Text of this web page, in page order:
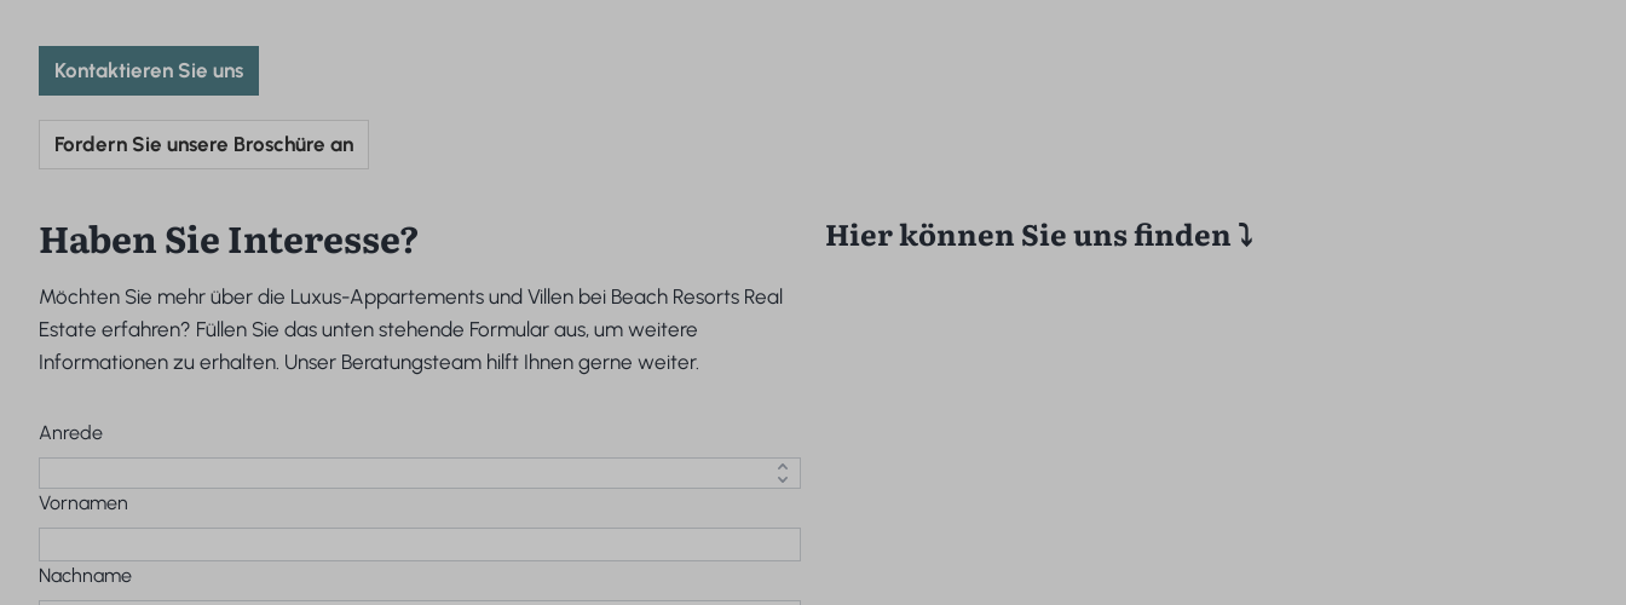
Kontaktieren Sie uns
Fordern Sie unsere Broschüre an
Haben Sie Interesse?
Möchten Sie mehr über die Luxus-Appartements und Villen bei Beach Resorts Real
Estate erfahren? Füllen Sie das unten stehende Formular aus, um weitere
Informationen zu erhalten. Unser Beratungsteam hilft Ihnen gerne weiter.
Anrede
Vornamen
Nachname
Hier können Sie uns finden ⤵